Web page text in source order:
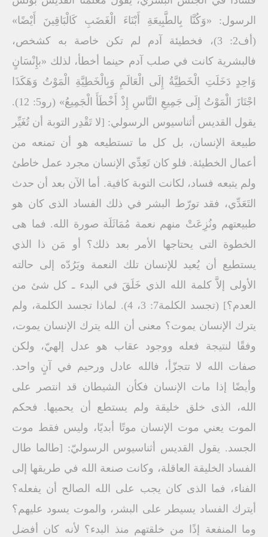
الرسول: «وَكُنَّا بِالطَّبِيعَةِ أَبْنَاءَ الْغَضَبِ كَالْبَاقِينَ أَيْضًا»
(أف2: 3)، فخطيئة آدم لم تكن خاصة به كشخص،
فالبشرية كانت في صلب آدم حينما أخطأ، لذلك «بإِنْسَانٍ
وَاحِدٍ دَخَلَتِ الْخَطِيَّةُ إِلَى الْعَالَمِ وَبِالْخَطِيَّةِ الْمَوْتُ وَهَكَذَا
اجْتَازَ الْمَوْتُ إِلَى جَمِيعِ النَّاسِ إِذْ أَخْطَأَ الْجَمِيعُ» (رو5: 12).
يقول القديس أثناسيوس الرسولي: [لا تَقْدِر التوبة أن تُغَيِّر
طبيعة الإنسان، بل كل ما تستطيعه هو أن تمنعه من
أعمال الخطيئة. فلو كان تَعِدِّي الإنسان مجرد عمل خاطئ
ولم يتبعه فساد، لكانت التوبة كافية. أما الآن بعد أن حدث
التَعَدِّي، فقد تورّط البشر في ذلك الفساد الذى كان هو
طبيعتهم ونُزِعَتْ منهم نعمة مُمَاثَلَة صورة الله. فما هى
الخطوة التى يحتاجها الأمر بعد ذلك؟ أو مَن ذا الذي
يستطيع أن يُعيد للإنسان تلك النعمة ويَرُدّه إلى حالته
الأولى إلاَّ كلمة الله الذي خَلَقَ في البدء ـ كل شئ من
العدم؟] (تجسد الكلمة7: 3، 4). لماذا تجسد الكلمة، ولم
يترك الإنسان يموت؟ معنى أن الله يترك الإنسان يموت،
وفقًا لنتيجة فعله ووجود عقاب هو عدل إلهيّ، ولكن
صفات الله لا تتجزّأ، فالله عادل ورحيم في آنٍ واحد.
وأيضًا إذا مات الإنسان فكأن الشيطان قد انتصر على
الله، الذى خلق خليقة ولم يستطع أن يحميها. فحكم
الموت يعني موت الإنسان موتًا أبديًا، وليس فقط موت
الجسد. يقول القديس أثناسيوس الرسوليّ: [طالما طال
الفساد الخليقة العاقلة، وكانت صنعة الله في طريقها إلى
الفناء، فما الذى كان يجب على الله الصالح أن يفعله؟
أيترك الفساد يسيطر على البشر، والموت يسود عليهم؟
وما المنفعة إذًا من خلقتهم منذ البدء؟ لأنه كان أفضل